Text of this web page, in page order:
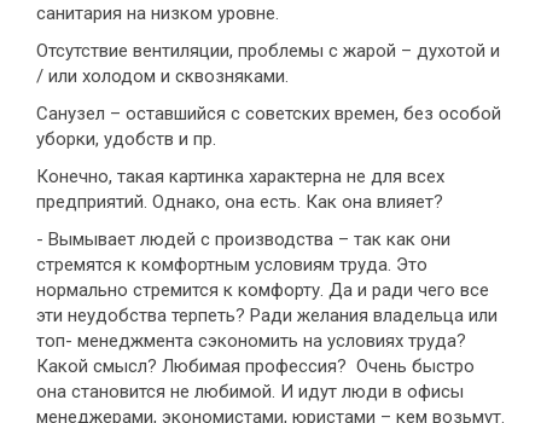
санитария на низком уровне.
Отсутствие вентиляции, проблемы с жарой – духотой и
/ или холодом и сквозняками.
Санузел – оставшийся с советских времен, без особой
уборки, удобств и пр.
Конечно, такая картинка характерна не для всех
предприятий. Однако, она есть. Как она влияет?
- Вымывает людей с производства – так как они
стремятся к комфортным условиям труда. Это
нормально стремится к комфорту. Да и ради чего все
эти неудобства терпеть? Ради желания владельца или
топ- менеджмента сэкономить на условиях труда?
Какой смысл? Любимая профессия? Очень быстро
она становится не любимой. И идут люди в офисы
менеджерами, экономистами, юристами – кем возьмут.